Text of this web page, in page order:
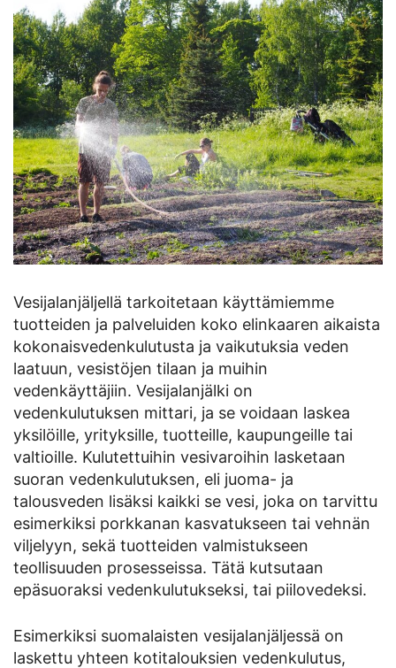
Vesijalanjäljellä tarkoitetaan käyttämiemme
tuotteiden ja palveluiden koko elinkaaren aikaista
kokonaisvedenkulutusta ja vaikutuksia veden
laatuun, vesistöjen tilaan ja muihin
vedenkäyttäjiin. Vesijalanjälki on
vedenkulutuksen mittari, ja se voidaan laskea
yksilöille, yrityksille, tuotteille, kaupungeille tai
valtioille. Kulutettuihin vesivaroihin lasketaan
suoran vedenkulutuksen, eli juoma- ja
talousveden lisäksi kaikki se vesi, joka on tarvittu
esimerkiksi porkkanan kasvatukseen tai vehnän
viljelyyn, sekä tuotteiden valmistukseen
teollisuuden prosesseissa. Tätä kutsutaan
epäsuoraksi vedenkulutukseksi, tai piilovedeksi.
Esimerkiksi suomalaisten vesijalanjäljessä on
laskettu yhteen kotitalouksien vedenkulutus,